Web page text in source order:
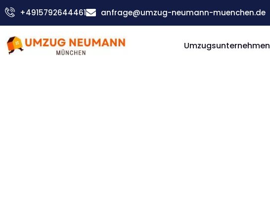
Zum
Inhalt
+4915792644461 anfrage@umzug-neumann-muenchen.de
Umzugsunternehmen